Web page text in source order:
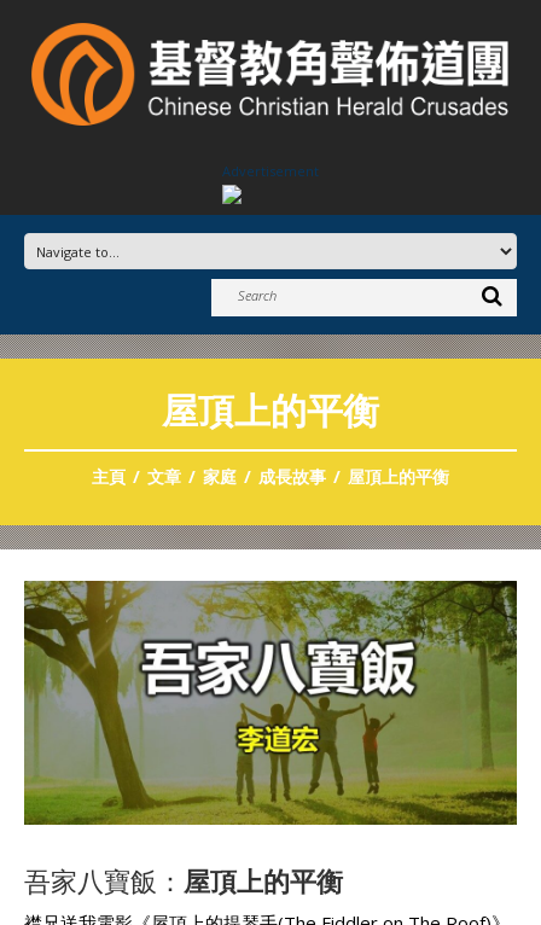
Advertisement
屋頂上的平衡
主頁 文章 家庭 成長故事 屋頂上的平衡
吾家八寶飯： 屋頂上的平衡